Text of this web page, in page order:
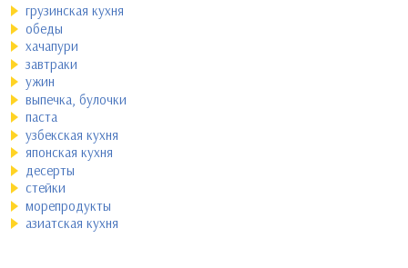
грузинская кухня
обеды
хачапури
завтраки
ужин
выпечка, булочки
паста
узбекская кухня
японская кухня
десерты
стейки
морепродукты
азиатская кухня